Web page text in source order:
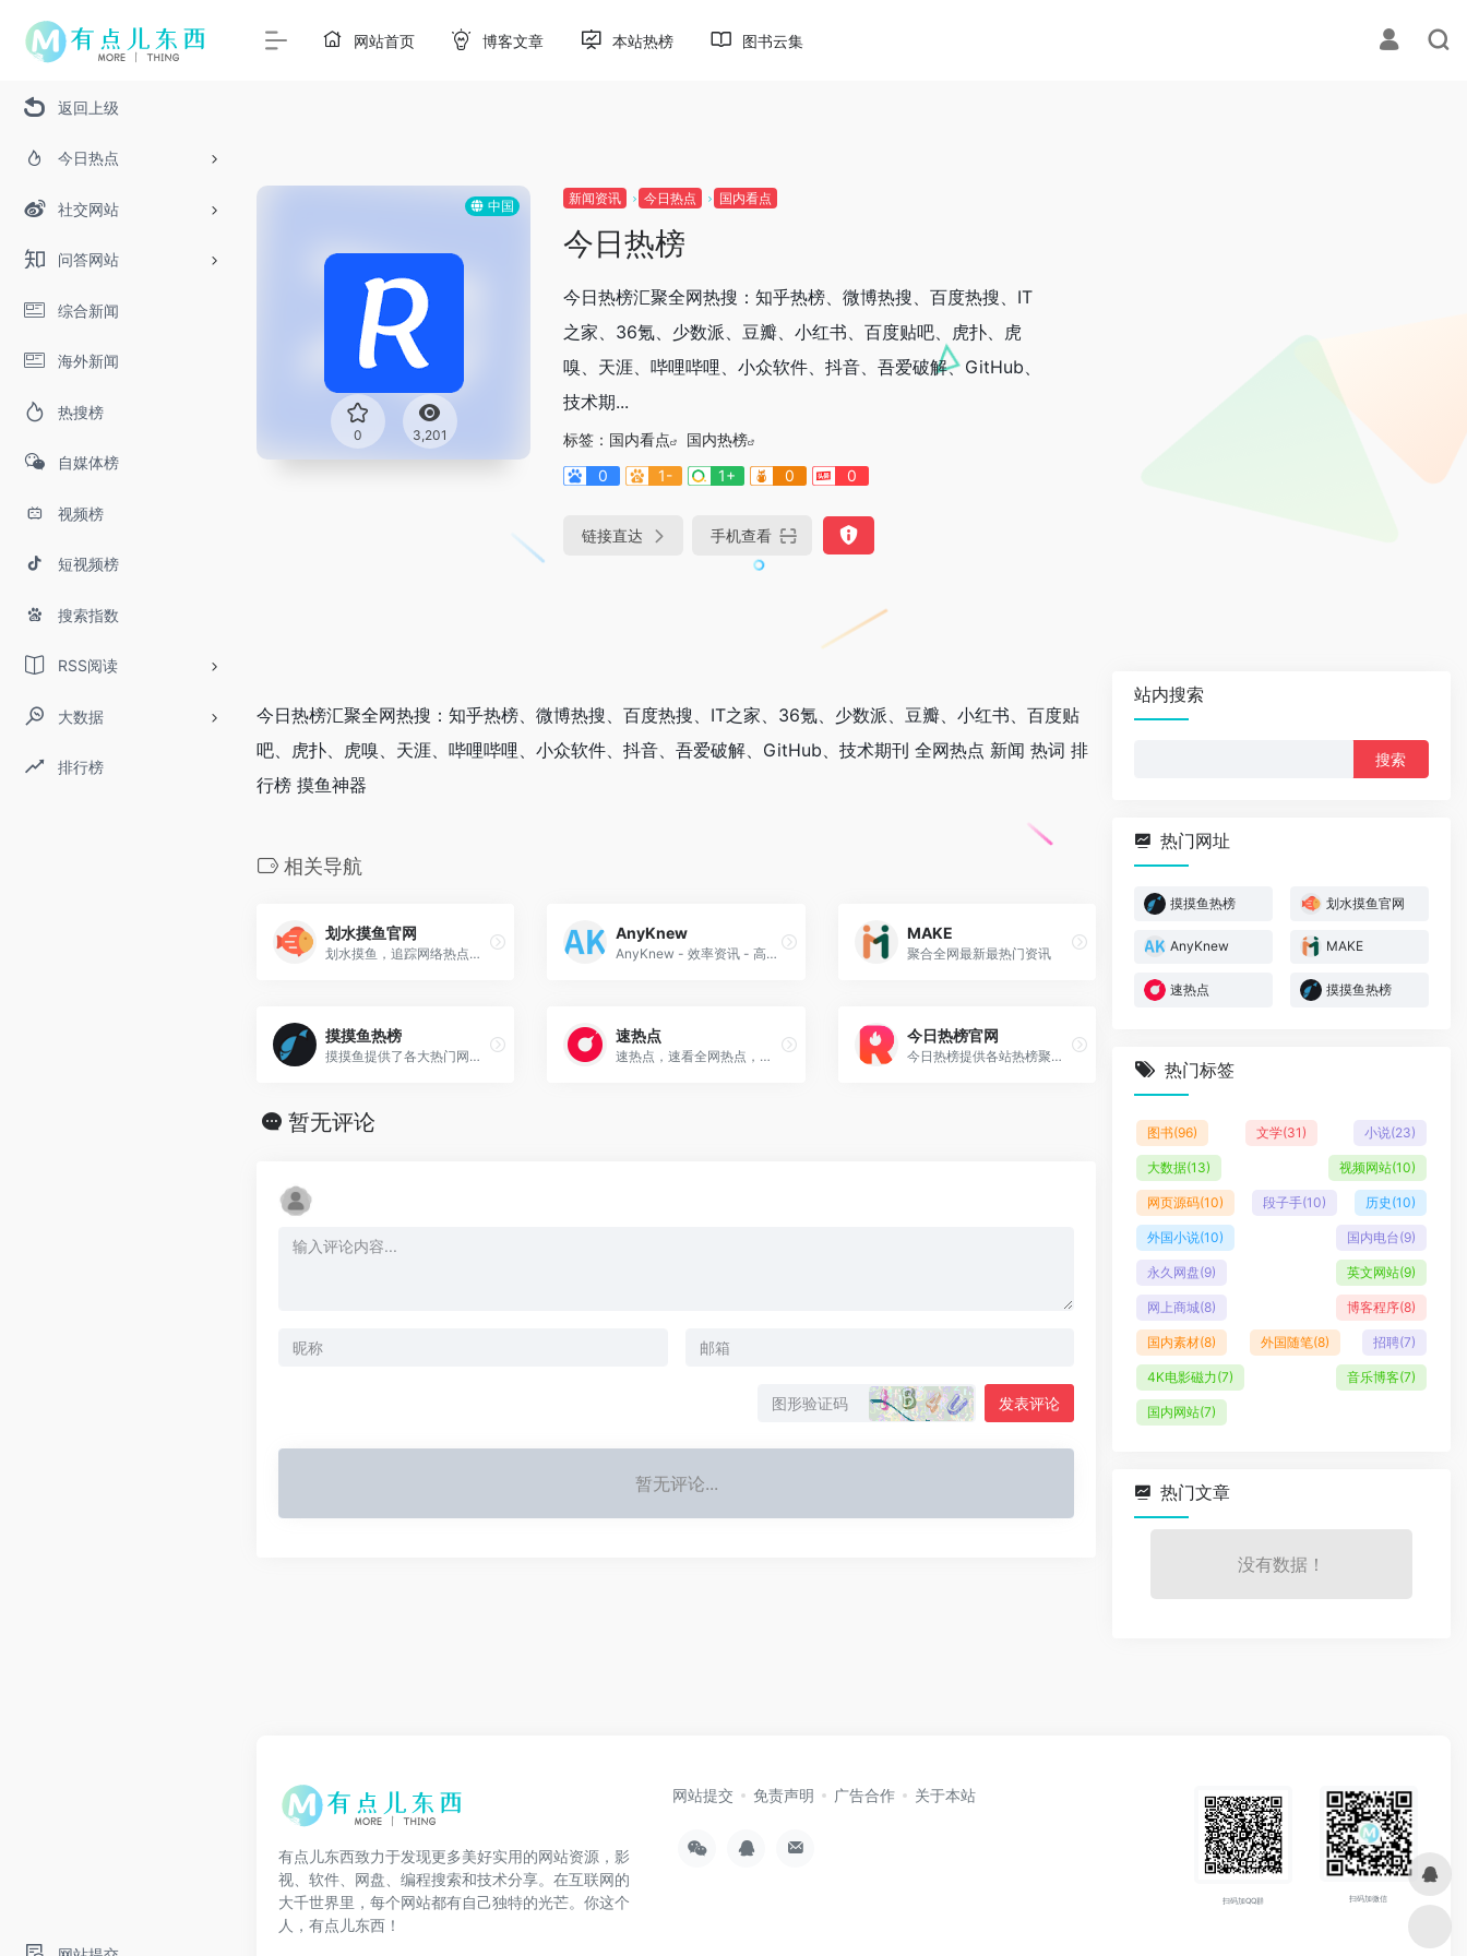
返回上级
今日热点
社交网站
问答网站
综合新闻
海外新闻
热搜榜
自媒体榜
视频榜
短视频榜
搜索指数
RSS阅读
大数据
排行榜
网站首页 博客文章 本站热榜 图书云集
中国
0 3,201
新闻资讯 今日热点 国内看点
今日热榜
今日热榜汇聚全网热搜：知乎热榜、微博热搜、百度热搜、IT
之家、36氪、少数派、豆瓣、小红书、百度贴吧、虎扑、虎
嗅、天涯、哔哩哔哩、小众软件、抖音、吾爱破解、GitHub、
技术期...
标签： 国内看点
国内热榜
0
1- 1+ 0 0
链接直达 手机查看
今日热榜汇聚全网热搜：知乎热榜、微博热搜、百度热搜、IT之家、36氪、少数派、豆瓣、小红书、百度贴
吧、虎扑、虎嗅、天涯、哔哩哔哩、小众软件、抖音、吾爱破解、GitHub、技术期刊 全网热点 新闻 热词 排
行榜 摸鱼神器
相关导航
划水摸鱼官网
划水摸鱼，追踪网络热点，只关注你关心的！
AnyKnew
AnyKnew - 效率资讯 - 高效读新闻, 5分钟遍历全网热点
MAKE
聚合全网最新最热门资讯
摸摸鱼热榜
摸摸鱼提供了各大热门网站的聚合信息、热榜、榜单,包括了知乎、微博、虎扑、V2EX、贴吧、抖音、今日头条等等,一分钟轻松了解全网最新资讯,这不是摸鱼,这叫做关注世界动态变化！
速热点
速热点，速看全网热点，速热点是一个资讯聚合网站
今日热榜官网
今日热榜提供各站热榜聚合：...
暂无评论
发表评论
暂无评论...
站内搜索
热门网址
摸摸鱼热榜 划水摸鱼官网
AnyKnew MAKE
速热点 摸摸鱼热榜
热门标签
图书(96) 文学(31) 小说(23)
大数据(13) 视频网站(10)
网页源码(10) 段子手(10) 历史 (10)
外国小说(10) 国内电台(9)
永久网盘(9) 英文网站(9)
网上商城(8) 博客程序(8)
国内素材(8) 外国随笔(8) 招聘(7)
4K电影磁力(7) 音乐博客(7)
国内网站(7)
热门文章
没有数据！
有点儿东西致力于发现更多美好实用的网站资源，影
视、软件、网盘、编程搜索和技术分享。在互联网的
大千世界里，每个网站都有自己独特的光芒。你这个
人，有点儿东西！
网站提交 免责声明 广告合作 关于本站
扫码加QQ群 扫码加微信